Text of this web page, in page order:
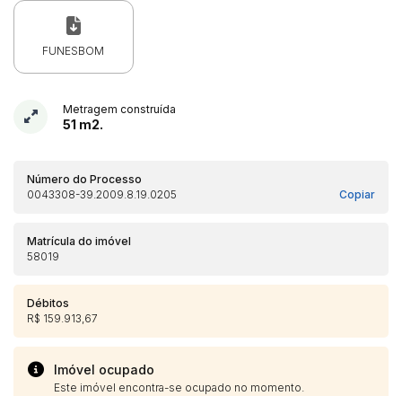
FUNESBOM
Metragem construída
51 m2.
Número do Processo
0043308-39.2009.8.19.0205
Copiar
Matrícula do imóvel
58019
Débitos
R$ 159.913,67
Imóvel ocupado
Este imóvel encontra-se ocupado no momento.